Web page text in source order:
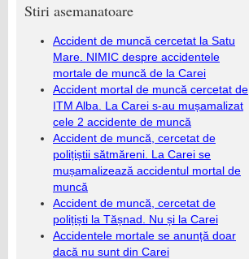
Stiri asemanatoare
Accident de muncă cercetat la Satu
Mare. NIMIC despre accidentele
mortale de muncă de la Carei
Accident mortal de muncă cercetat de
ITM Alba. La Carei s-au mușamalizat
cele 2 accidente de muncă
Accident de muncă, cercetat de
polițiștii sătmăreni. La Carei se
mușamalizează accidentul mortal de
muncă
Accident de muncă, cercetat de
polițiști la Tășnad. Nu și la Carei
Accidentele mortale se anunță doar
dacă nu sunt din Carei